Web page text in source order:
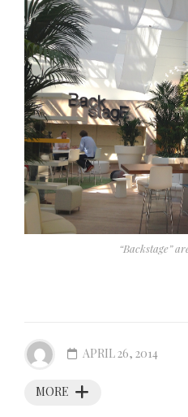
“Backstage”
MORE
APRIL 26, 2014